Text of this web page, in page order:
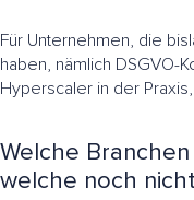
Für Unternehmen, die
haben, nämlich DSGVO-
Hyperscaler in der
Welche
welche noch